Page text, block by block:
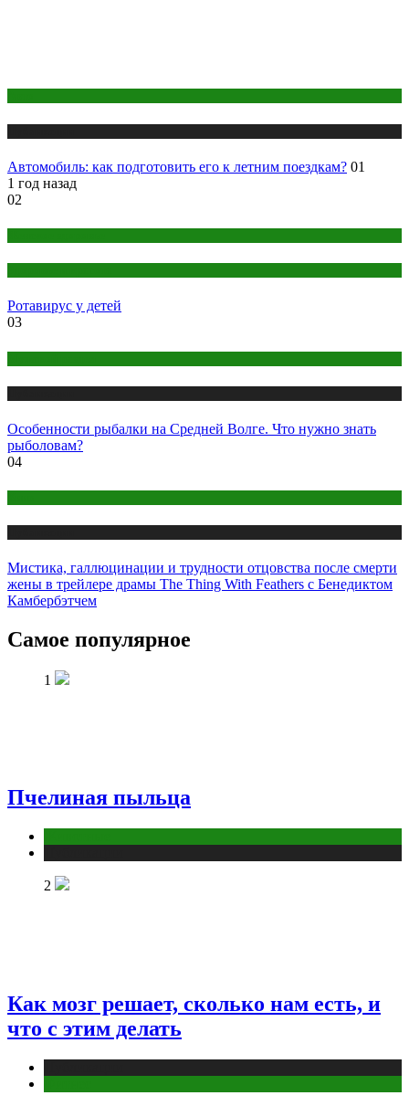
Автомобиль: как подготовить его к летним поездкам? 01
1 год назад
02
Ротавирус у детей
03
Особенности рыбалки на Средней Волге. Что нужно знать
рыболовам?
04
Мистика, галлюцинации и трудности отцовства после смерти
жены в трейлере драмы The Thing With Feathers с Бенедиктом
Камбербэтчем
Самое популярное
1
Пчелиная пыльца
2
Как мозг решает, сколько нам есть, и
что с этим делать